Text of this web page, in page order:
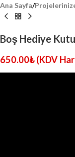
Ana Sayfa/
Boş Hediye
650.00₺ (KDV